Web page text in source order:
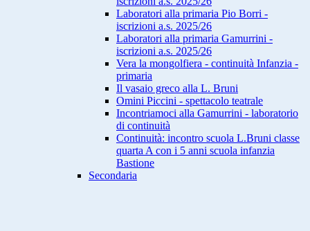
Laboratori alla primaria Pio Borri -
iscrizioni a.s. 2025/26
Laboratori alla primaria Gamurrini -
iscrizioni a.s. 2025/26
Vera la mongolfiera - continuità Infanzia -
primaria
Il vasaio greco alla L. Bruni
Omini Piccini - spettacolo teatrale
Incontriamoci alla Gamurrini - laboratorio
di continuità
Continuità: incontro scuola L.Bruni classe
quarta A con i 5 anni scuola infanzia
Bastione
Secondaria